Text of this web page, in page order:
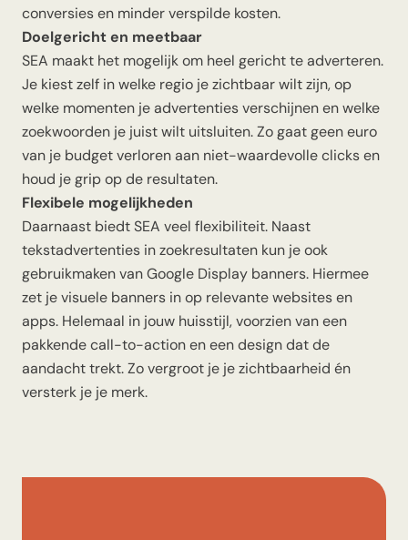
conversies en minder verspilde kosten.
Doelgericht en meetbaar
SEA maakt het mogelijk om heel gericht te adverteren.
Je kiest zelf in welke regio je zichtbaar wilt zijn, op
welke momenten je advertenties verschijnen en welke
zoekwoorden je juist wilt uitsluiten. Zo gaat geen euro
van je budget verloren aan niet-waardevolle clicks en
houd je grip op de resultaten.
Flexibele mogelijkheden
Daarnaast biedt SEA veel flexibiliteit. Naast
tekstadvertenties in zoekresultaten kun je ook
gebruikmaken van Google Display banners. Hiermee
zet je visuele banners in op relevante websites en
apps. Helemaal in jouw huisstijl, voorzien van een
pakkende call-to-action en een design dat de
aandacht trekt. Zo vergroot je je zichtbaarheid én
versterk je je merk.